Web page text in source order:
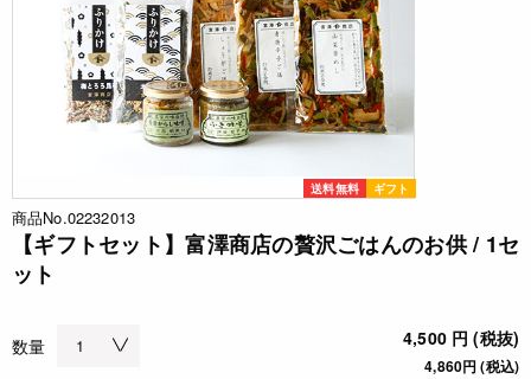
送料無料 ギフト
商品No.02232013
【ギフトセット】富澤商店の贅沢ごはんのお供 / 1セ
ット
数量 4,500 円 (税抜)
4,860円 (税込)